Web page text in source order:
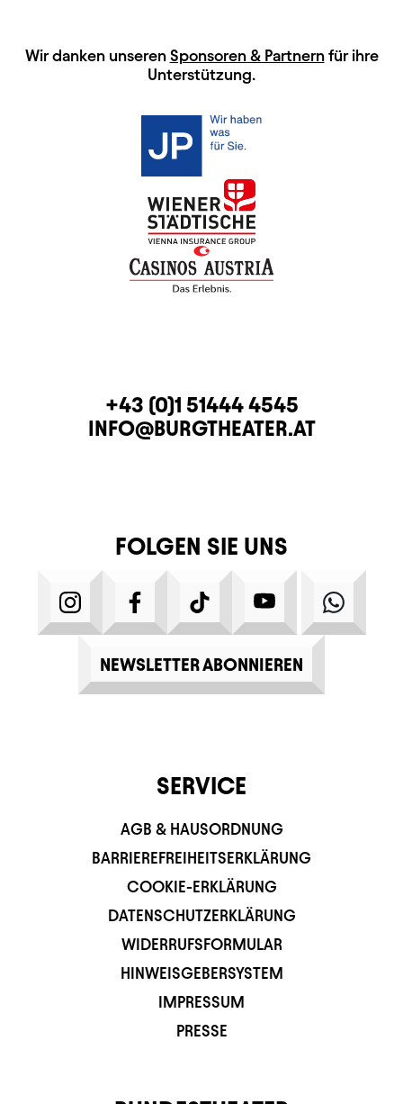
HAUPTSPONSOREN
Wir danken unseren Sponsoren & Partnernfür ihre
Unterstützung.
KONTAKTTELEFON
+43 (0)1 51444 4545
E-MAIL
INFO@BURGTHEATER.AT
FOLGEN SIE UNS
INSTAGRAMFACEBOOKTIKTOK YOUTUBE
NEWSLETTER ABONNIEREN
SERVICE
AGB & HAUSORDNUNG
BARRIEREFREIHEITSERKLÄRUNG
COOKIE-ERKLÄRUNG
DATENSCHUTZERKLÄRUNG
WIDERRUFSFORMULAR
HINWEISGEBERSYSTEM
IMPRESSUM
PRESSE